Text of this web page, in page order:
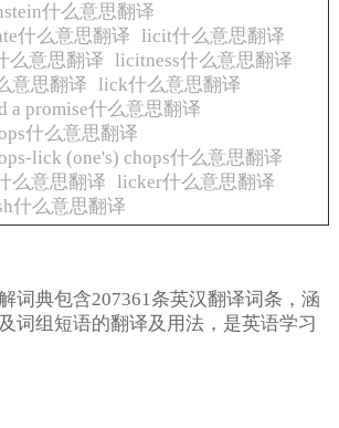
什么意思翻译
什么意思翻译 licit什么意思翻译
么意思翻译 licitness什么意思翻译
意思翻译 lick什么意思翻译
a promise什么意思翻译
什么意思翻译
lick (one's) chops什么意思翻译
么意思翻译 licker什么意思翻译
什么意思翻译
词典包含207361条英汉翻译词条，涵
词组短语的翻译及用法，是英语学习